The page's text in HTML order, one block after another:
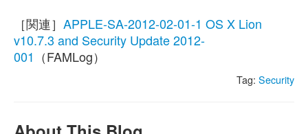
［関連］ APPLE-SA-2012-02-01-1 OS X Lion
v10.7.3 and Security Update 2012-
001 （FAMLog）
Tag: Security